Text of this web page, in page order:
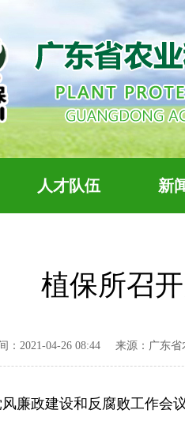
人才队伍 新
植保所召
：2021-04-26 08:44 来源：广东
廉政建设和反腐败工作